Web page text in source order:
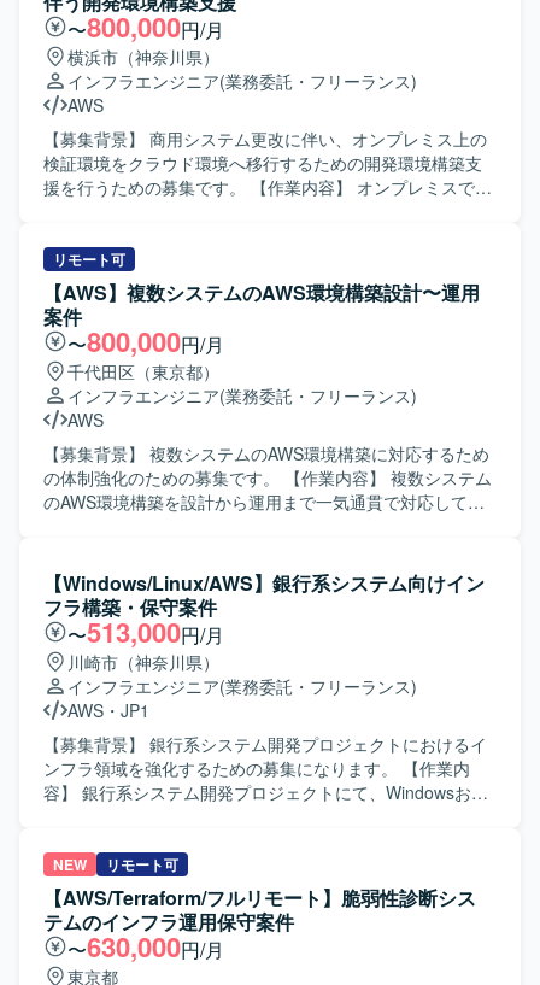
バー向けの展開資料作成を行っていただきます。 【求める
人物像】 チーム内外と円滑にコミュニケーションを取りな
がら、主体的に業務を推進いただける方を求めておりま
す。 【ポジションの魅力】 AWSネイティブなサーバーレス
アーキテクチャにおけるインフラ構築や自動化の知見を深
めることができます。 要件定義から運用保守まで一連の工
程に関わることで、上流から下流まで幅広い経験を積むこ
とができます。 【開発環境】 サーバーレス（AWSネイティ
〜800,000円/月
横浜市（神奈川県）
インフラエンジニア(業務委託・フリーランス)
AWS
【募集背景】 商用システム更改に伴い、オンプレミス上の
検証環境をクラウド環境へ移行するための開発環境構築支
援を行うための募集です。 【作業内容】 オンプレミスで構
す。AWS特有のネットワーク設定については、お客様と内
容を確認しながら設計・設定を進めていただきます。 【求
める人物像】 与えられた手順や要件を踏まえて、自立して
環境構築作業を進められる方を求めています。お客様とコ
ミュニケーションを取りながら、不明点を積極的に確認
し、段階的に環境を仕上げていける方です。 【ポジション
の魅力】 オンプレミスからクラウドへの移行案件に関わる
ことで、AWS上でのネットワーク設計や環境構築の実務経
験を積むことができます。既存手順書をベースにしつつ
も、クラウド特有の設計検討にも携わることができます。
【開発環境】 AWS上の各種サービスおよびLinux（RHEL
リモート可
【AWS】複数システムのAWS環境構築設計〜運用
案件
〜800,000円/月
千代田区（東京都）
インフラエンジニア(業務委託・フリーランス)
AWS
【募集背景】 複数システムのAWS環境構築に対応するため
の体制強化のための募集です。 【作業内容】 複数システム
のAWS環境構築を設計から運用まで一気通貫で対応してい
ーム内の目標管理の一環としてセキュリティツール活用の
リーダ業務も担当していただきます。 【求める人物像】 顧
客やアプリチームとのコミュニケーションを円滑に進めら
れる方を求めています。チーム内の目標管理にも主体的に
関わり、リーダーシップを発揮していただける方です。
【ポジションの魅力】 AWS環境構築において設計から運用
まで一貫して携わることで、上流から下流まで幅広い経験
を積むことができます。フロント業務やチーム内の目標管
理にも関わることで、技術面だけでなくマネジメントやリ
ーダーシップのスキルも高めていただけます。 【開発環
【Windows/Linux/AWS】銀行系システム向けイン
フラ構築・保守案件
〜513,000円/月
川崎市（神奈川県）
インフラエンジニア(業務委託・フリーランス)
AWS ・ JP1
【募集背景】 銀行系システム開発プロジェクトにおけるイ
ンフラ領域を強化するための募集になります。 【作業内
容】 銀行系システム開発プロジェクトにて、Windowsおよ
Systemwalker、Symfowareなどのミドルウェアを用いた環
境の構築や運用も行っていただきます。 【求める人物像】
周囲と連携しながら主体的に業務を進めていただける方を
求めています。技術面に加えてコミュニケーション力を発
揮し、プロジェクトメンバーと円滑に情報共有や調整がで
NEW リモート可
【AWS/Terraform/フルリモート】脆弱性診断シス
テムのインフラ運用保守案件
〜630,000円/月
東京都